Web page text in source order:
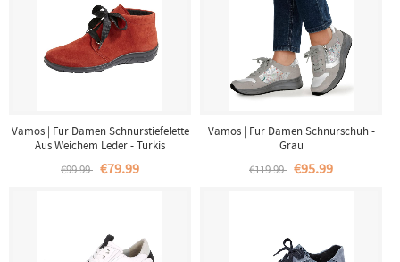
Vamos | Fur Damen Schnurstiefelette
Aus Weichem Leder - Turkis
€99.99 €79.99
Vamos | Fur Damen Schnurschuh -
Grau
€119.99 €95.99